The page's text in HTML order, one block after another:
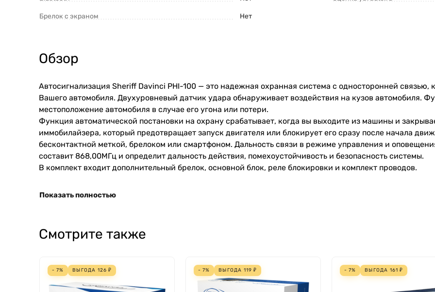
Брелок с экраном Нет
Обзор
Автосигнализация Sheriff Davinci PHI-100 — это надежная охранная система с односторонней связью,
Вашего автомобиля. Двухуровневый датчик удара обнаруживает воздействия на кузов автомобиля.
местоположение автомобиля в случае его угона или потери.
Функция автоматической постановки на охрану срабатывает, когда вы выходите из машины и
иммобилайзера, который предотвращает запуск двигателя или блокирует его сразу после начала
бесконтактной меткой, брелоком или смартфоном. Дальность связи в режиме управления и
составит 868,00МГц и определит дальность действия, помехоустойчивость и безопасность системы.
В комплект входит дополнительный брелок, основной блок, реле блокировки и комплект проводов.
Показать полностью
Смотрите также
- 7% ВЫГОДА 126 ₽ - 7% ВЫГОДА 119 ₽ - 7% ВЫГОДА 161 ₽